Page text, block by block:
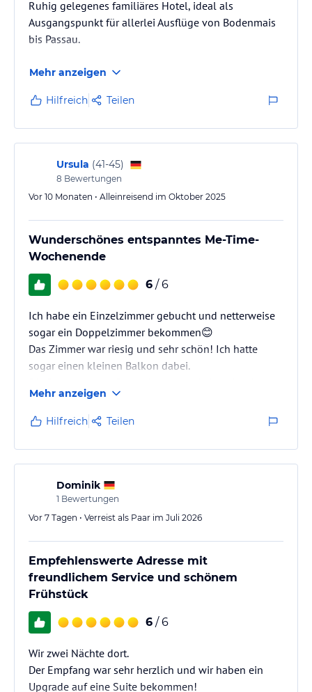
Ruhig gelegenes familiäres Hotel, ideal als
Ausgangspunkt für allerlei Ausflüge von Bodenmais
bis Passau.
Mehr anzeigen
Hilfreich Teilen
Ursula (41-45)
8 Bewertungen
Vor 10 Monaten • Alleinreisend im Oktober 2025
Wunderschönes entspanntes Me-Time-
Wochenende
6 / 6
Ich habe ein Einzelzimmer gebucht und netterweise
sogar ein Doppelzimmer bekommen😊
Das Zimmer war riesig und sehr schön! Ich hatte
sogar einen kleinen Balkon dabei.
hilfsbereit und mega höflich! Auch beim Frühstück
wurde ich sehr herzlich empfangen! Es gab alles was
das Herz begehrt und einmal sogar ein Sektfrühstück
🥰
Ich hatte nur mit Frühstück gebucht und ging abends
ins Restaurants à la carte Essen- es hat hervorragend
geschmeckt. Am 1. Abend saß ich in der…
Mehr anzeigen
Hilfreich Teilen
Dominik
1 Bewertungen
Vor 7 Tagen • Verreist als Paar im Juli 2026
Empfehlenswerte Adresse mit
freundlichem Service und schönem
Frühstück
6 / 6
Wir zwei Nächte dort.
Der Empfang war sehr herzlich und wir haben ein
Upgrade auf eine Suite bekommen!